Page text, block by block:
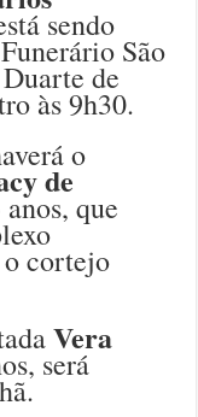
sendo
São
de
às 9h30.
o
de
que
o cortejo
Vera
será